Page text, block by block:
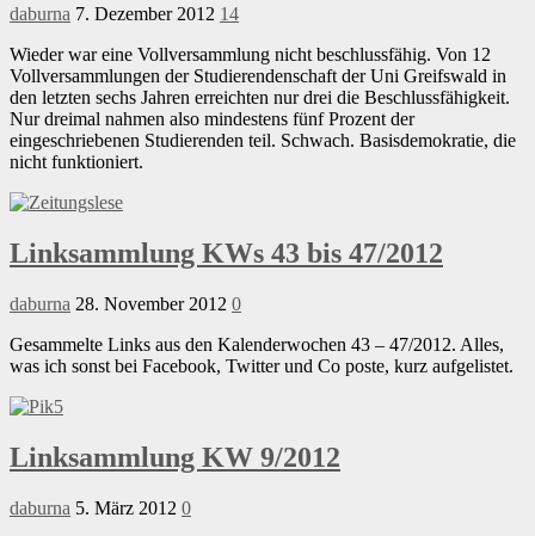
daburna 7. Dezember 2012 14
Wieder war eine Vollversammlung nicht beschlussfähig. Von 12
Vollversammlungen der Studierendenschaft der Uni Greifswald in
den letzten sechs Jahren erreichten nur drei die Beschlussfähigkeit.
Nur dreimal nahmen also mindestens fünf Prozent der
eingeschriebenen Studierenden teil. Schwach. Basisdemokratie, die
nicht funktioniert.
Linksammlung KWs 43 bis 47/2012
daburna 28. November 2012 0
Gesammelte Links aus den Kalenderwochen 43 – 47/2012. Alles,
was ich sonst bei Facebook, Twitter und Co poste, kurz aufgelistet.
Linksammlung KW 9/2012
daburna 5. März 2012 0